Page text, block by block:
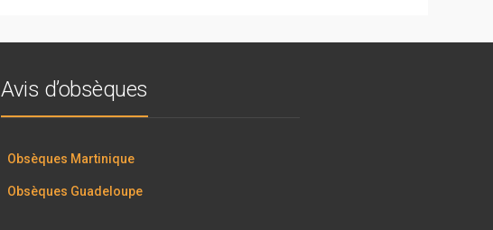
Avis d’obsèques
Obsèques Martinique
Obsèques Guadeloupe